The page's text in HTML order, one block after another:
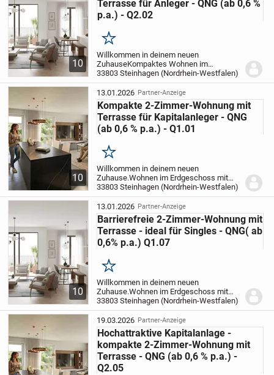
10
Terrasse für Anleger - QNG (ab 0,6 %
p.a.) - Q2.02
Merken
Willkommen in deinem neuen
ZuhauseKompaktes Wohnen im
Erdgeschoss mit privatem Garten &
moderner NeubauqualitätDie Wohnung
wird nach dem QNG-Standard errichtet
und erfüllt damit höchste Anforderun...
33803 Steinhagen (Nordrhein-Westfalen)
10
13.01.2026 Partner-Anzeige
Kompakte 2-Zimmer-Wohnung mit
Terrasse für Kapitalanleger - QNG
(ab 0,6 % p.a.) - Q1.01
Merken
Willkommen in deinem neuen
Zuhause.Wohnen im Erdgeschoss mit
privatem Garten & moderner
NeubauqualitätDie Wohnung wird nach
dem QNG-Standard errichtet und erfüllt
damit höchste Anforderungen an...
33803 Steinhagen (Nordrhein-Westfalen)
10
13.01.2026 Partner-Anzeige
Barrierefreie 2-Zimmer-Wohnung mit
Terrasse - ideal für Singles - QNG( ab
0,6% p.a.) Q1.07
Merken
Willkommen in deinem neuen
Zuhause.Wohnen im Erdgeschoss mit
privatem Garten & moderner
NeubauqualitätDie Wohnung wird nach
dem QNG-Standard errichtet und erfüllt
damit höchste Anforderungen an...
33803 Steinhagen (Nordrhein-Westfalen)
19.03.2026 Partner-Anzeige
Hochattraktive Kapitalanlage -
kompakte 2-Zimmer-Wohnung mit
Terrasse - QNG (ab 0,6 % p.a.) -
Q2.05